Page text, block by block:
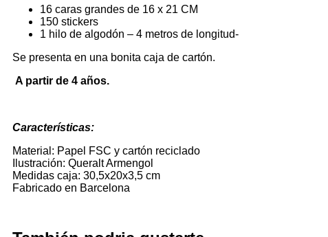
16 caras grandes de 16 x 21 CM
150 stickers
1 hilo de algodón – 4 metros de longitud-
Se presenta en una bonita caja de cartón.
A partir de 4 años.
Características:
Material: Papel FSC y cartón reciclado
Ilustración: Queralt Armengol
Medidas caja: 30,5x20x3,5 cm
Fabricado en Barcelona